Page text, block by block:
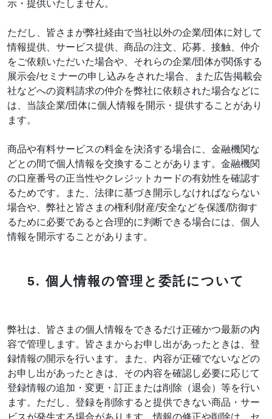
示・提供いたしません。
ただし、皆さまが弊社経由で当社以外の企業/団体に対して
情報提供、サービス提供、商品の注文、応募、接触、仲介
をご依頼いただいた場合や、それらの企業/団体が関係する
展示会/セミナーの申し込みをされた場合、また広告掲載会
社などへの資料請求の仲介を弊社に依頼された場合などに
は、当該企業/団体に個人情報を開示・提供することがあり
ます。
商品や有料サービスの料金を決済する場合に、金融機関な
どとの間で個人情報を交換することがあります。金融機関
の口座番号の正当性やクレジットカードの有効性を確認す
るためです。また、法律に基づき開示しなければならない
場合や、弊社と皆さまの権利/財産/安全などを保護/防御す
るために必要であると合理的に判断できる場合には、個人
情報を開示することがあります。
5. 個人情報の管理と委託について
弊社は、皆さまの個人情報をできるだけ正確かつ最新の内
容で管理します。皆さまからお申し出があったときは、登
録情報の開示を行います。また、内容が正確でないなどの
お申し出があったときは、その内容を確認し必要に応じて
登録情報の追加・変更・訂正または削除（退会）等を行い
ます。ただし、登録を削除すると提供できない商品・サー
ビスが発生する場合があります。情報の修正や削除は、セ